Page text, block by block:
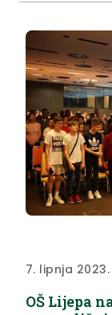
7. lipnja 2023.
OŠ Lijepa